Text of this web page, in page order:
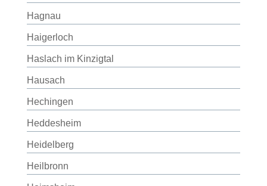
Hagnau
Haigerloch
Haslach im Kinzigtal
Hausach
Hechingen
Heddesheim
Heidelberg
Heilbronn